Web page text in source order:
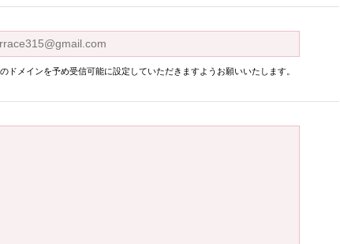
のドメインを予め受信可能に設定していただきますようお願いいたします。